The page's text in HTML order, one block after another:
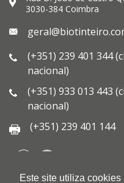
Este site utiliza cookies
3030-384 Coimbra
(+351) 239 401 344
nacional)
(+351) 933 013 443
nacional)
(+351) 239 401 144